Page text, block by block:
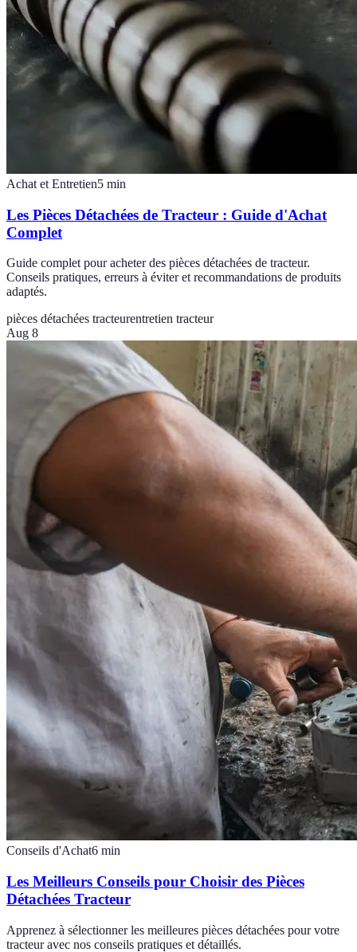
Achat et Entretien5 min
Les Pièces Détachées de Tracteur : Guide d'Achat
Complet
Guide complet pour acheter des pièces détachées de tracteur.
Conseils pratiques, erreurs à éviter et recommandations de produits
adaptés.
pièces détachées tracteurentretien tracteur
Aug 8
Conseils d'Achat6 min
Les Meilleurs Conseils pour Choisir des Pièces
Détachées Tracteur
Apprenez à sélectionner les meilleures pièces détachées pour votre
tracteur avec nos conseils pratiques et détaillés.